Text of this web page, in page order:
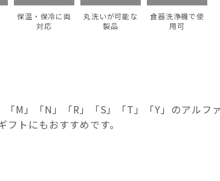
保温・保冷に両
対応
丸洗いが可能な
製品
食器洗浄機で使
用可
M」「N」「R」「S」「T」「Y」のアルフ
トにもおすすめです。